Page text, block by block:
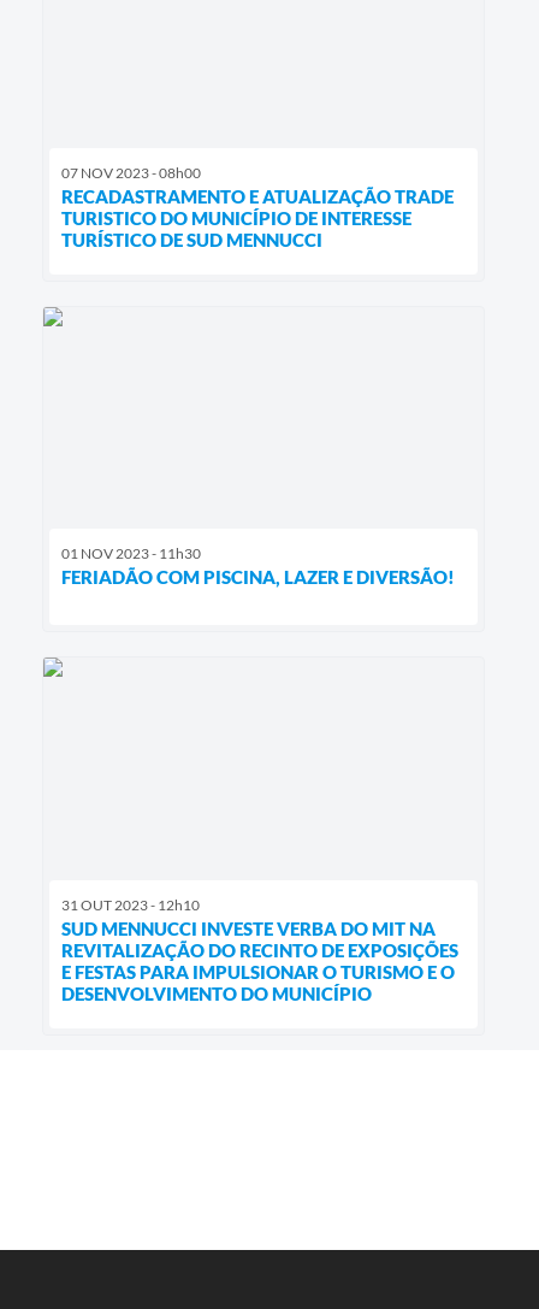
07 NOV 2023 - 08h00
RECADASTRAMENTO E ATUALIZAÇÃO TRADE
TURISTICO DO MUNICÍPIO DE INTERESSE
TURÍSTICO DE SUD MENNUCCI
01 NOV 2023 - 11h30
FERIADÃO COM PISCINA, LAZER E DIVERSÃO!
31 OUT 2023 - 12h10
SUD MENNUCCI INVESTE VERBA DO MIT NA
REVITALIZAÇÃO DO RECINTO DE EXPOSIÇÕES
E FESTAS PARA IMPULSIONAR O TURISMO E O
DESENVOLVIMENTO DO MUNICÍPIO